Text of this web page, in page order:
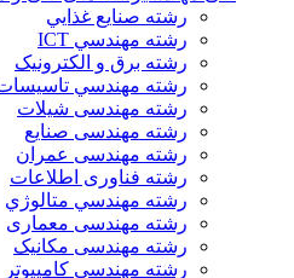
رشته صنايع غذايي
رشته مهندسي ICT
رشته برق و الکترونيک
رشته مهندسي
رشته مهندسی شیلات
رشته مهندسی صنایع
رشته مهندسی عمران
رشته فناوری اطلاعات
رشته مهندسي متالوژي
رشته مهندسی معماری
رشته مهندسی مکانیک
رشته مهندسی کامپیوتر